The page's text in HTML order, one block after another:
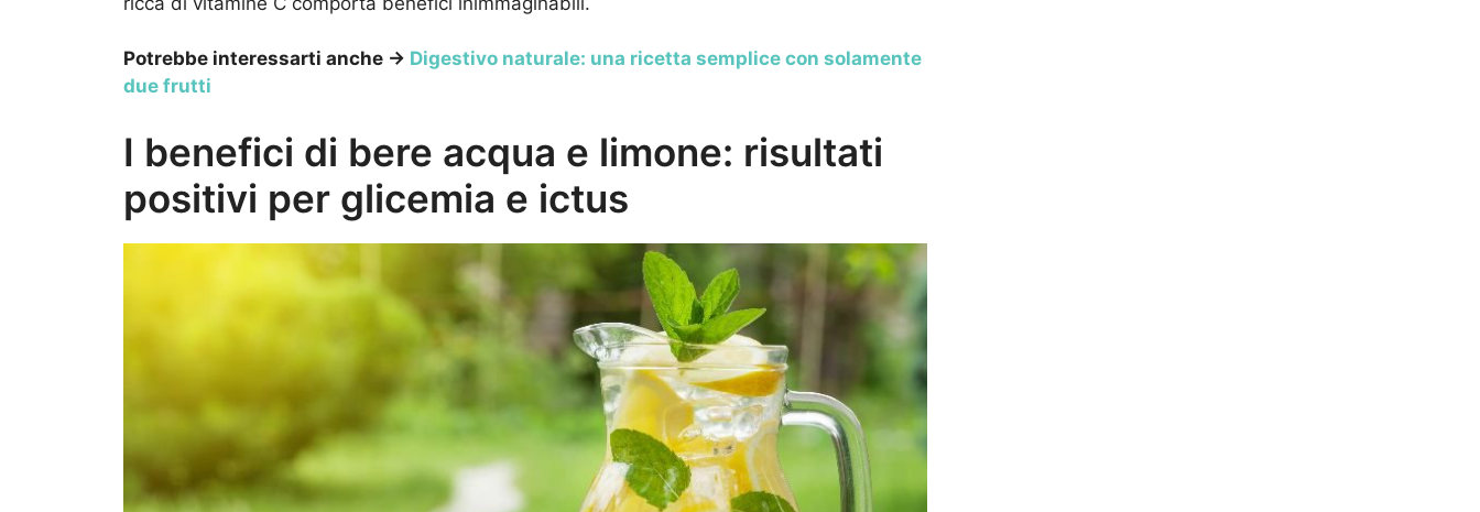
Potrebbe interessarti anche → Digestivo naturale: una ricetta semplice con solamente
due frutti
I benefici di bere acqua e limone: risultati
positivi per glicemia e ictus